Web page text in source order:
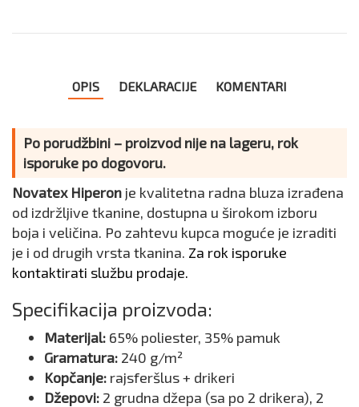
OPIS DEKLARACIJE KOMENTARI
Po porudžbini – proizvod nije na lageru, rok
isporuke po dogovoru.
Novatex Hiperon je kvalitetna radna bluza izrađena
od izdržljive tkanine, dostupna u širokom izboru
boja i veličina. Po zahtevu kupca moguće je izraditi
je i od drugih vrsta tkanina. Za rok isporuke
kontaktirati službu prodaje.
Specifikacija proizvoda:
Materijal: 65% poliester, 35% pamuk
Gramatura: 240 g/m²
Kopčanje: rajsferšlus + drikeri
Džepovi: 2 grudna džepa (sa po 2 drikera), 2